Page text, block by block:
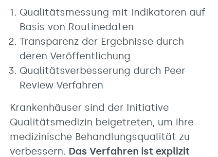
Qualitätsmessung mit Indikatoren auf
Basis von Routinedaten
Transparenz der Ergebnisse durch
deren Veröffentlichung
Qualitätsverbesserung durch Peer
Review Verfahren
Krankenhäuser sind der Initiative
Qualitätsmedizin beigetreten, um ihre
medizinische Behandlungsqualität zu
verbessern. Das Verfahren ist explizit